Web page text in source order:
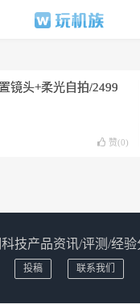
镜头+柔光自拍/2499
赞(0)
技产品资讯/评测/经验
投稿 联系我们